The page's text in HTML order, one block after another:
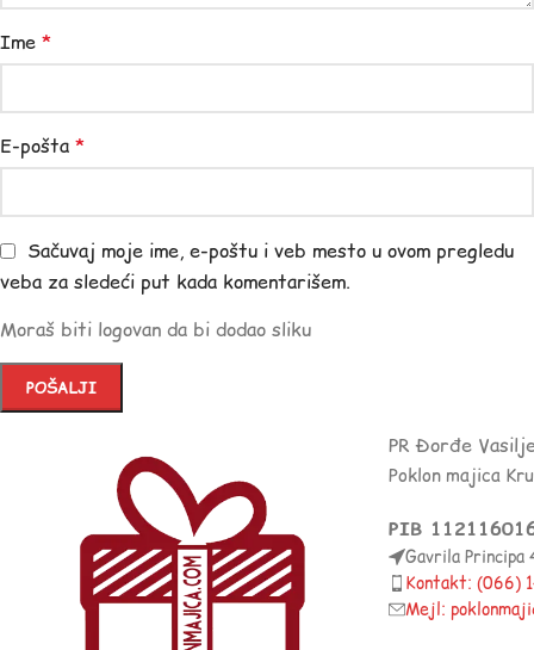
Ime *
E-pošta *
Sačuvaj moje ime, e-poštu i veb mesto u ovom pregledu
veba za sledeći put kada komentarišem.
Moraš biti logovan da bi dodao sliku
PR Đorđe
Poklon majica
PIB
Gavrila Principa
Kontakt: (066)
Mejl: